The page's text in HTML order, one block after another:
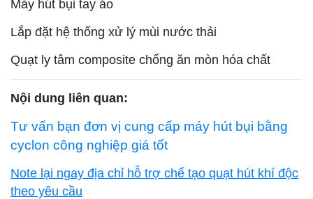
Máy hút bụi tay áo
Lắp đặt hệ thống xử lý mùi nước thải
Quạt ly tâm composite chống ăn mòn hóa chất
Nội dung liên quan:
Tư vấn bạn đơn vị cung cấp máy hút bụi bằng
cyclon công nghiệp giá tốt
Note lại ngay địa chỉ hỗ trợ chế tạo quạt hút khí độc
theo yêu cầu